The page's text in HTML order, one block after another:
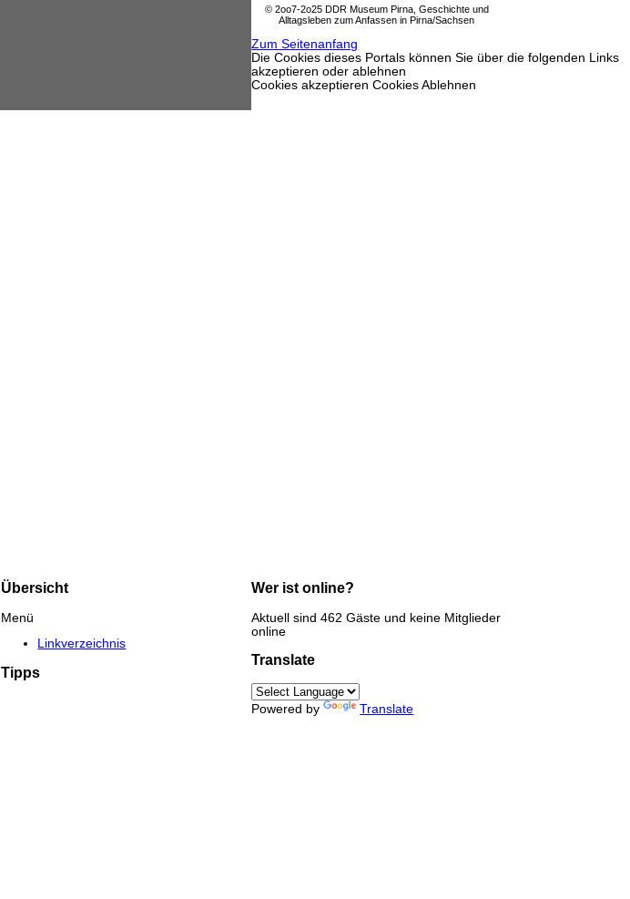
Übersicht
Menü
Linkverzeichnis
Tipps
Wer ist online?
Aktuell sind 462 Gäste und keine Mitglieder
online
Translate
Powered by Translate
© 2oo7-2o25 DDR Museum Pirna, Geschichte und
Alltagsleben zum Anfassen in Pirna/Sachsen
Zum Seitenanfang
Die Cookies dieses Portals können Sie über die folgenden Links
akzeptieren oder ablehnen
Cookies akzeptieren Cookies Ablehnen